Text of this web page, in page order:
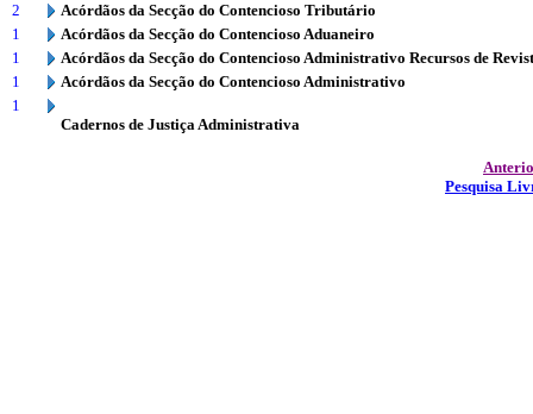
2
Acórdãos da Secção do Contencioso Tributário
1
Acórdãos da Secção do Contencioso Aduaneiro
1
Acórdãos da Secção do Contencioso Administrativo Recursos de
1
Acórdãos da Secção do Contencioso Administrativo
1
Cadernos de Justiça Administrativa
Pesquisa